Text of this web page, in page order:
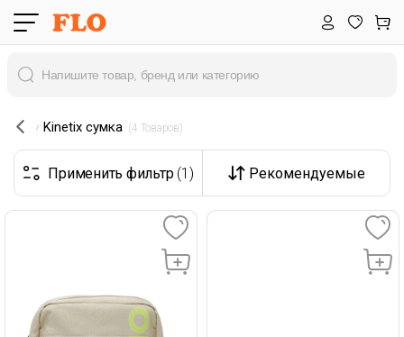
Kinetix сумка (4 Товаров)
Применить фильтр (1) Рекомендуемые